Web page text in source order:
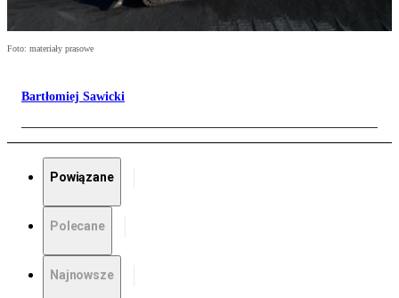
Foto: materiały prasowe
Bartłomiej Sawicki
Powiązane
Polecane
Najnowsze